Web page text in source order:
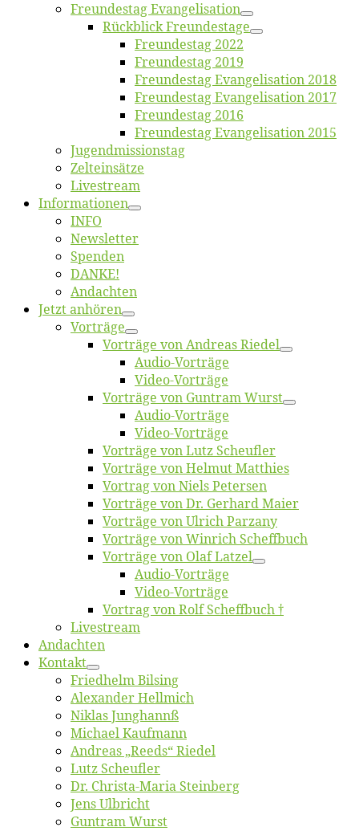
Freun­des­tag Evangelisation
Rück­blick Freundestage
Freun­des­tag 2022
Freun­des­tag 2019
Freun­des­tag Evan­ge­li­sa­ti­on 2018
Freun­des­tag Evan­ge­li­sa­ti­on 2017
Freun­des­tag 2016
Freun­des­tag Evan­ge­li­sa­ti­on 2015
Jugend­mis­sions­tag
Zelt­ein­sät­ze
Live­stream
Informatio­nen
INFO
News­let­ter
Spen­den
DANKE!
An­dach­ten
Jetzt an­hö­ren
Vor­trä­ge
Vor­trä­ge von An­dre­as Riedel
Au­dio-Vor­trä­ge
Vi­deo-Vor­trä­ge
Vor­trä­ge von Gun­tram Wurst
Au­dio-Vor­trä­ge
Vi­deo-Vor­trä­ge
Vor­trä­ge von Lutz Scheufler
Vor­trä­ge von Hel­mut Matthies
Vor­trag von Niels Petersen
Vor­trä­ge von Dr. Ger­hard Maier
Vor­trä­ge von Ul­rich Parzany
Vor­trä­ge von Win­rich Scheffbuch
Vor­trä­ge von Olaf Latzel
Au­dio-Vor­trä­ge
Vi­deo-Vor­trä­ge
Vor­trag von Rolf Scheffbuch †
Live­stream
An­dach­ten
Kon­takt
Fried­helm Bilsing
Alex­an­der Hellmich
Ni­klas Junghannß
Mi­cha­el Kaufmann
An­dre­as „Reeds“ Riedel
Lutz Scheuf­ler
Dr. Chris­­ta-Ma­ria Steinberg
Jens Ulb­richt
Gun­tram Wurst